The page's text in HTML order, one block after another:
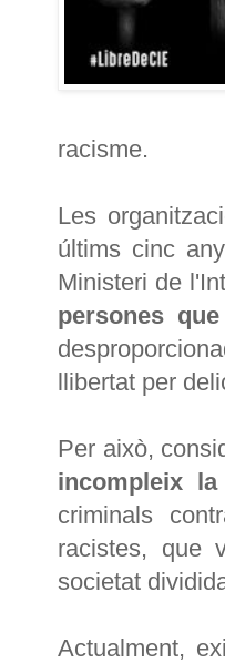
racisme.
Les
últims cinc
Ministeri de
persones
llibertat per
Per això,
incompleix
criminals
racistes, que
societat
Actualment,